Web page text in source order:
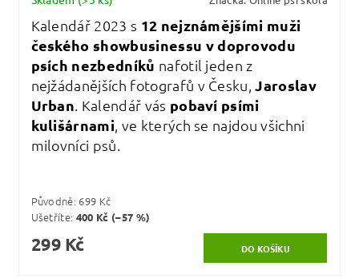
Kalendář 2023 s 12 nejznámějšími muži
českého showbusinessu v doprovodu
psích nezbedníků nafotil jeden z
nejžádanějších fotografů v Česku,Jaroslav
Urban. Kalendář vás pobaví psími
kulišárnami, ve kterých se najdou všichni
milovníci psů.
Původně: 699 Kč
Ušetříte: 400 Kč (–57 %)
299 Kč